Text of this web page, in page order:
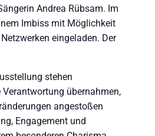
Andrea Rübsam. Im
Imbiss mit Möglichkeit
eingeladen. Der
stehen
Verantwortung übernahmen,
angestoßen
Engagement und